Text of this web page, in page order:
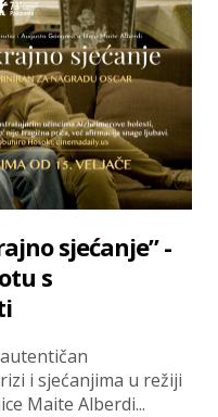
sjećanje” -
s
i sjećanjima u režiji
Maite Alberdi...